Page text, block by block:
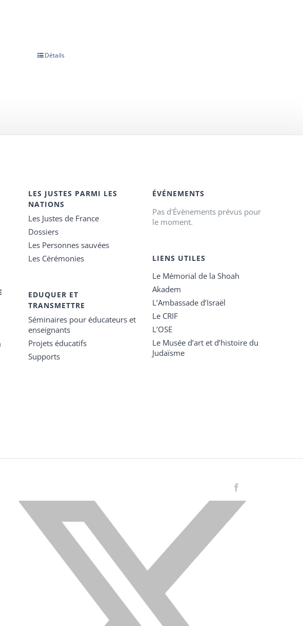
Détails
LES JUSTES PARMI LES
NATIONS
Les Justes de France
Dossiers
Les Personnes sauvées
Les Cérémonies
EDUQUER ET
TRANSMETTRE
Séminaires pour éducateurs et
enseignants
Projets éducatifs
Supports
ÉVÉNEMENTS
Pas d'Évènements prévus pour
le moment.
LIENS UTILES
Le Mémorial de la Shoah
Akadem
L’Ambassade d’Israël
Le CRIF
L’OSE
Le Musée d’art et d’histoire du
Judaïsme
X